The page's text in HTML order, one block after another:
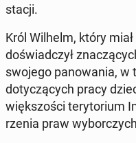
stacji.
Król Wilhelm, który
do­świad­czył
swojego pa­no­wa­nia, w
do­ty­czą­cych pracy
więk­szo­ści te­ry­to­rium
rze­nia praw